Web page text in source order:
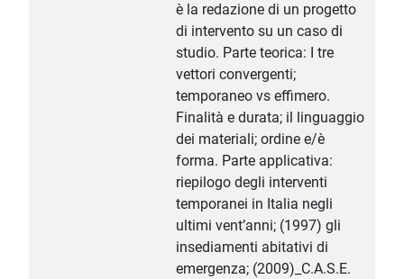
è la redazione di un progetto
di intervento su un caso di
studio. Parte teorica: I tre
vettori convergenti;
temporaneo vs effimero.
Finalità e durata; il linguaggio
dei materiali; ordine e/è
forma. Parte applicativa:
riepilogo degli interventi
temporanei in Italia negli
ultimi vent’anni; (1997) gli
insediamenti abitativi di
emergenza; (2009)_C.A.S.E.